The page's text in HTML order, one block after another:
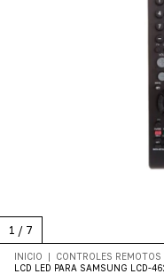
1 / 7
INICIO | CONTROLES REMOTOS
LCD LED PARA SAMSUNG LCD-